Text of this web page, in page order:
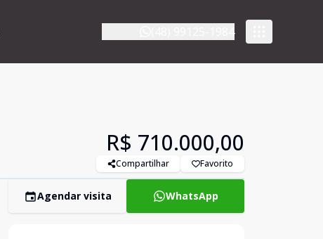
R$ 710.000,00
Compartilhar Favorito
Agendar visita WhatsApp